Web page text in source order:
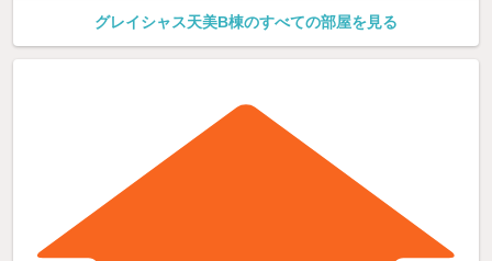
グレイシャス天美B棟のすべての部屋を見る